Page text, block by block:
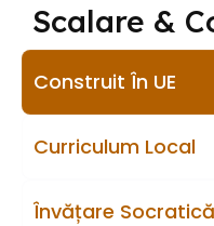
Scalare &
Construit În UE
Curriculum Local
Învățare Socratică